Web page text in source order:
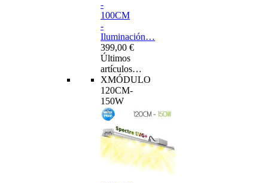
-
100CM
-
Iluminación…
399,00 €
Últimos
artículos…
XMÓDULO
120CM-
150W